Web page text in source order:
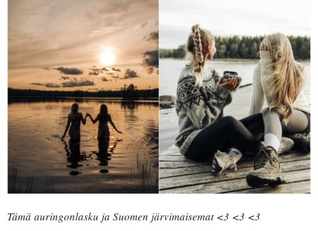
Tämä auringonlasku ja Suomen järvimaisemat <3 <3 <3